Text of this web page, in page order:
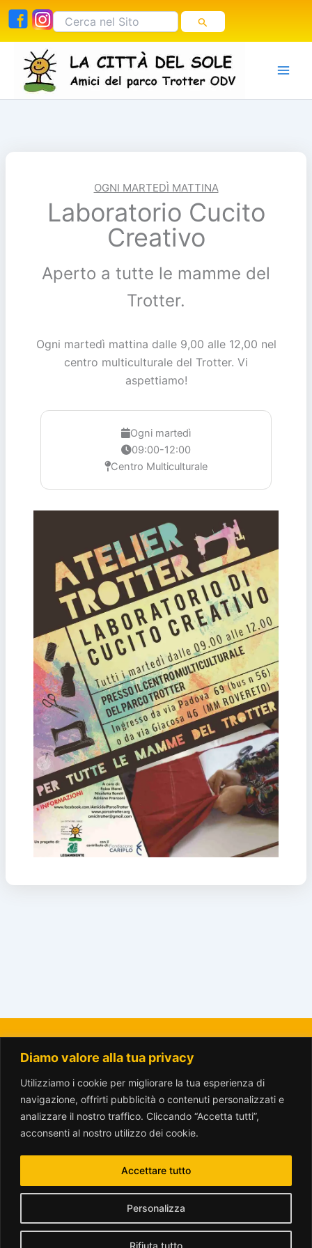
Diamo valore alla tua privacy
Utilizziamo i cookie per migliorare la tua esperienza di
navigazione, offrirti pubblicità o contenuti personalizzati e
analizzare il nostro traffico. Cliccando “Accetta tutti”,
acconsenti al nostro utilizzo dei cookie.
Personalizza
Rifiuta tutto
Accettare tutto
Vai
contenuto
Cerca:
OGNI MARTEDÌ MATTINA
Laboratorio Cucito
Creativo
Aperto a tutte le mamme del
Trotter.
Ogni martedì mattina dalle 9,00 alle 12,00 nel
centro multiculturale del Trotter. Vi
aspettiamo!
Ogni martedì
09:00-12:00
Centro Multiculturale
La Città del Sole - Amici del Parco Trotter o.n.l.u.s.
amicitrotter@gmail.com
www.parcotrotter.org è rilasciata sotto licenzaCreative Commons
Attribuzione - Non commerciale - Condividi allo stesso modo 2.5
Italia License.